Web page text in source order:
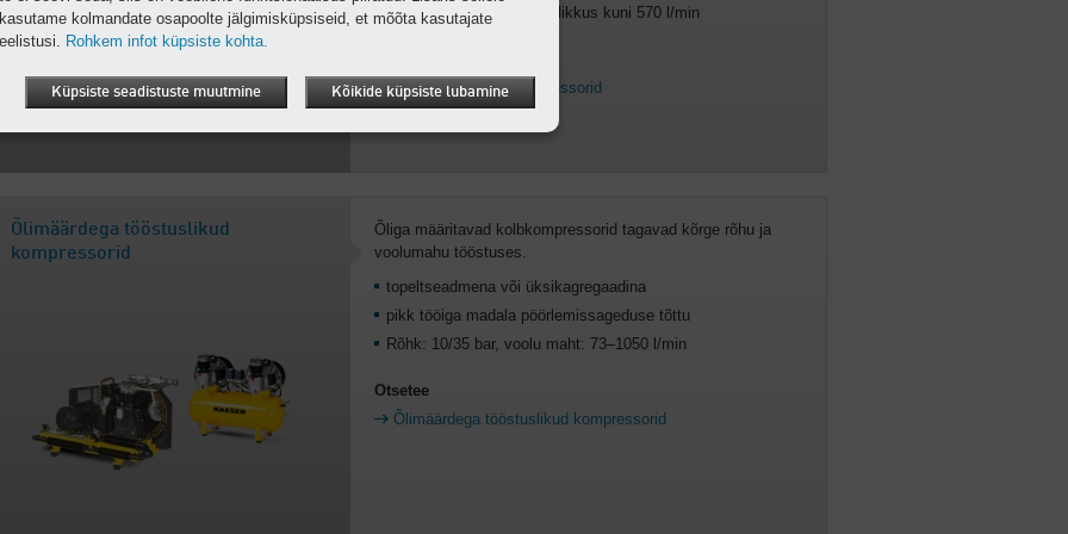
Töörõhk kuni 11 bar; tootlikkus kuni 570 l/min
Õlivabad töökojakompressorid
Õlimäärdega tööstuslikud
kompressorid
Õliga määritavad kolbkompressorid tagavad kõrge rõhu ja
voolumahu tööstuses.
topeltseadmena või üksikagregaadina
pikk tööiga madala pöörlemissageduse tõttu
Rõhk: 10/35 bar, voolu maht: 73–1050 l/min
Otsetee
Õlimäärdega tööstuslikud kompressorid
kasutame kolmandate osapoolte jälgimisküpsiseid, et mõõta kasutajate
eelistusi. Rohkem infot küpsiste kohta.
Küpsiste seadistuste muutmine Kõikide küpsiste lubamine